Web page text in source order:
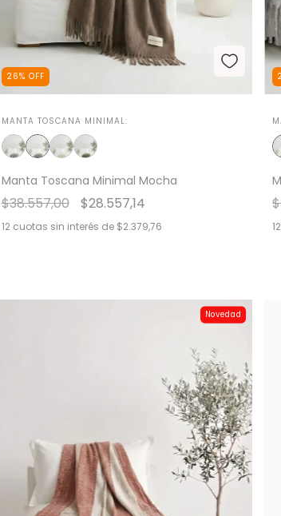
26% OFF
MANTA TOSCANA MINIMAL:
Manta Toscana Minimal Mocha
$38.557,00 $28.557,14
12 cuotas sin interés de $2.379,76 12
Novedad